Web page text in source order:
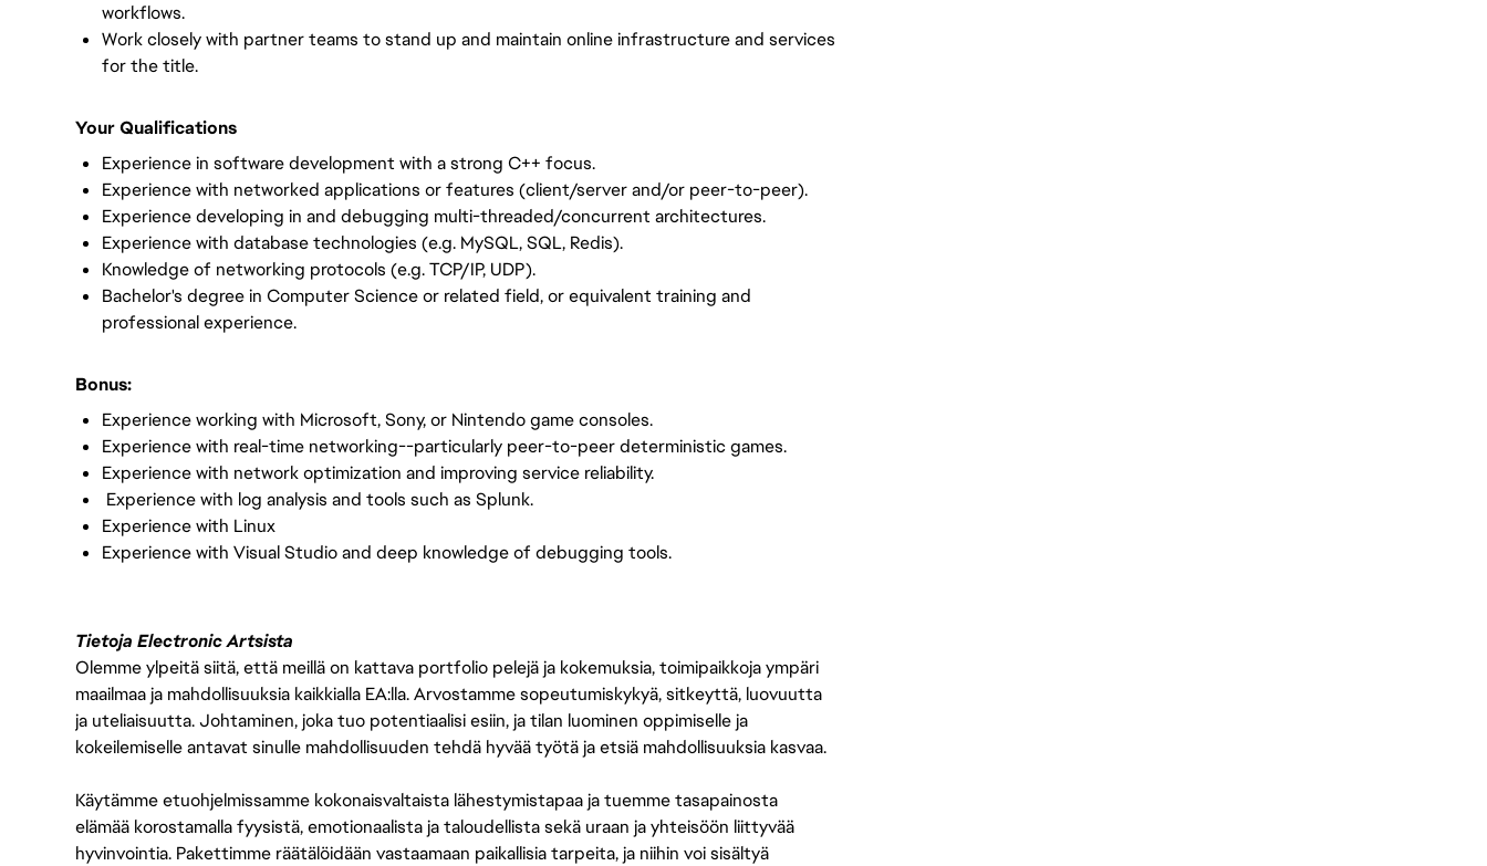
workflows.
Work closely with partner teams to stand up and maintain online infrastructure and services
for the title.
Your Qualifications
Experience in software development with a strong C++ focus.
Experience with networked applications or features (client/server and/or peer-to-peer).
Experience developing in and debugging multi-threaded/concurrent architectures.
Experience with database technologies (e.g. MySQL, SQL, Redis).
Knowledge of networking protocols (e.g. TCP/IP, UDP).
Bachelor's degree in Computer Science or related field, or equivalent training and
professional experience.
Bonus:
Experience working with Microsoft, Sony, or Nintendo game consoles.
Experience with real-time networking--particularly peer-to-peer deterministic games.
Experience with network optimization and improving service reliability.
Experience with log analysis and tools such as Splunk.
Experience with Linux
Experience with Visual Studio and deep knowledge of debugging tools.
Tietoja Electronic Artsista
Olemme ylpeitä siitä, että meillä on kattava portfolio pelejä ja kokemuksia, toimipaikkoja ympäri
maailmaa ja mahdollisuuksia kaikkialla EA:lla. Arvostamme sopeutumiskykyä, sitkeyttä, luovuutta
ja uteliaisuutta. Johtaminen, joka tuo potentiaalisi esiin, ja tilan luominen oppimiselle ja
kokeilemiselle antavat sinulle mahdollisuuden tehdä hyvää työtä ja etsiä mahdollisuuksia kasvaa.
Käytämme etuohjelmissamme kokonaisvaltaista lähestymistapaa ja tuemme tasapainosta
elämää korostamalla fyysistä, emotionaalista ja taloudellista sekä uraan ja yhteisöön liittyvää
hyvinvointia. Pakettimme räätälöidään vastaamaan paikallisia tarpeita, ja niihin voi sisältyä